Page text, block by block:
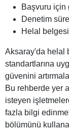
Başvuru için
Denetim
Helal belgesi
Aksaray'da helal
standartlarına
güvenini
Bu rehberde yer
isteyen
fazla bilgi
bölümünü